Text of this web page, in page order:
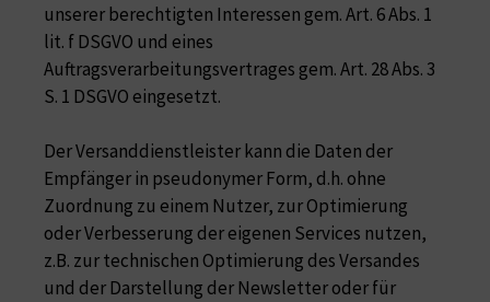
unserer berechtigten Interessen gem. Art. 6 Abs. 1
lit. f DSGVO und eines
Auftragsverarbeitungsvertrages gem. Art. 28 Abs. 3
S. 1 DSGVO eingesetzt.
Der Versanddienstleister kann die Daten der
Empfänger in pseudonymer Form, d.h. ohne
Zuordnung zu einem Nutzer, zur Optimierung
oder Verbesserung der eigenen Services nutzen,
z.B. zur technischen Optimierung des Versandes
und der Darstellung der Newsletter oder für